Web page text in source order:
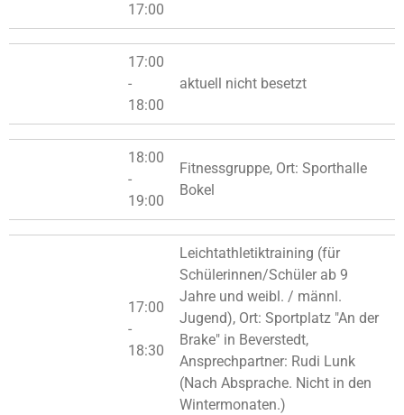
17:00
17:00
-
18:00
aktuell nicht besetzt
18:00
-
19:00
Fitnessgruppe, Ort: Sporthalle
Bokel
17:00
-
18:30
Leichtathletiktraining (für
Schülerinnen/Schüler ab 9
Jahre und weibl. / männl.
Jugend), Ort: Sportplatz "An der
Brake" in Beverstedt,
Ansprechpartner: Rudi Lunk
(Nach Absprache. Nicht in den
Wintermonaten.)